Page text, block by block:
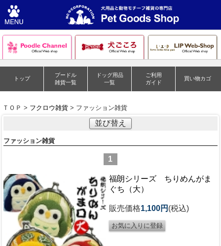
トップ
プードル
雑貨一覧
ドッグ用品
一覧
ご利用
ガイド
買い物カゴ
ＴＯＰ > フクロウ雑貨 > ファッション雑貨
並び替え
ファッション雑貨
1
福朗シリーズ ちりめんがま
ぐち（大）
販売価格1,100円 (税込)